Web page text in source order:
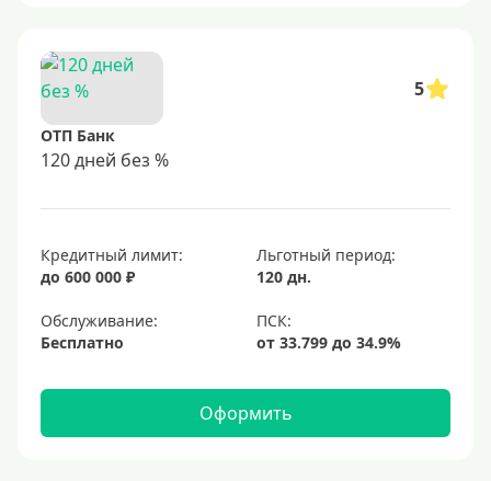
5
ОТП Банк
120 дней без %
Кредитный лимит:
до 600 000 ₽
Льготный период:
120 дн.
Обслуживание:
Бесплатно
Оформить